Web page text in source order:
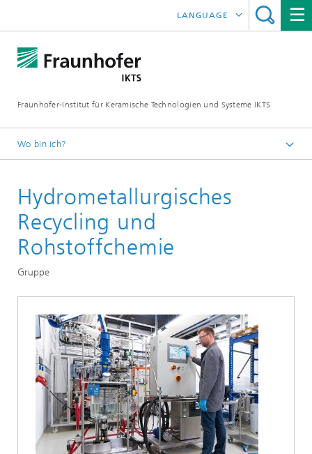
Fraunhofer-Institut für Keramische Technologien und Systeme IKTS
LANGUAGE
ČESKÝ
Wo bin ich?
Abteilungen
Umwelt- und Verfahrenstechnik
Kreislauftechnologien und Wasser
Hydrometallurgisches
Recycling und
Rohstoffchemie
Gruppe